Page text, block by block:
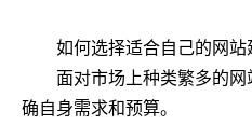
如何选择适合自己的网站
面对市场上种类繁多的
确自身需求和预算。